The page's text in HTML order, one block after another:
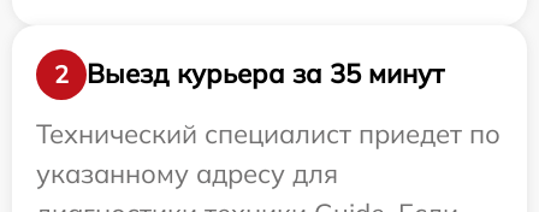
2
Выезд курьера за 35 минут
Технический специалист приедет по
указанному адресу для